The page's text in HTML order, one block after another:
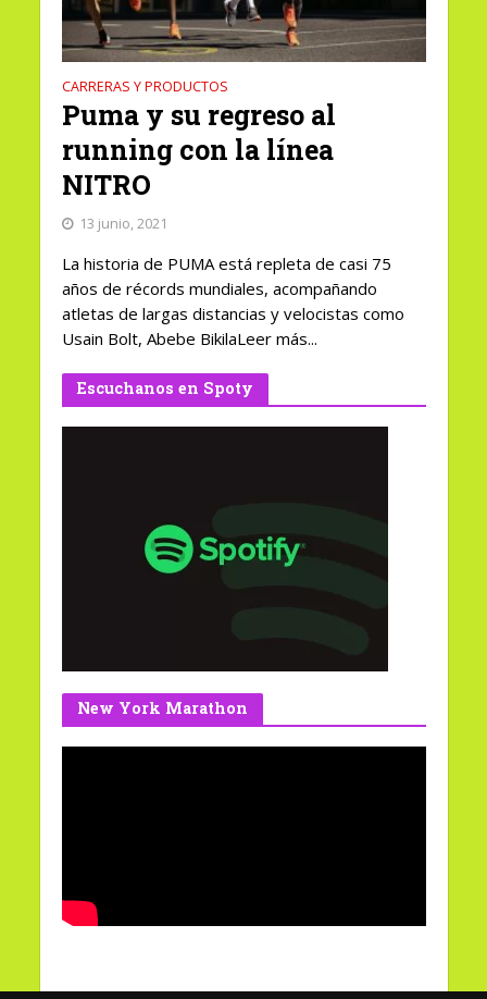
CARRERAS Y PRODUCTOS
Puma y su regreso al
running con la línea
NITRO
13 junio, 2021
La historia de PUMA está repleta de casi 75
años de récords mundiales, acompañando
atletas de largas distancias y velocistas como
Usain Bolt, Abebe BikilaLeer más...
Escuchanos en Spoty
New York Marathon